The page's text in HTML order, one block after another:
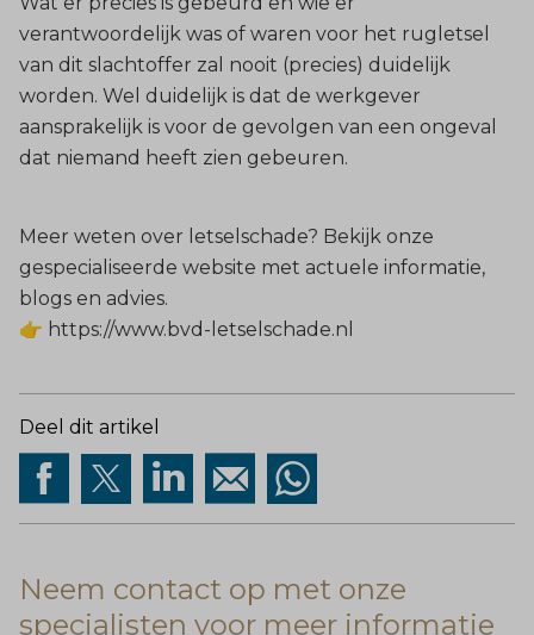
verantwoordelijk was of waren voor het rugletsel
van dit slachtoffer zal nooit (precies) duidelijk
worden. Wel duidelijk is dat de werkgever
aansprakelijk is voor de gevolgen van een ongeval
dat niemand heeft zien gebeuren.
Meer weten over letselschade? Bekijk onze
gespecialiseerde website met actuele informatie,
blogs en advies.
👉 https://www.bvd-letselschade.nl
Deel dit artikel
Neem contact op met onze
specialisten voor meer informatie